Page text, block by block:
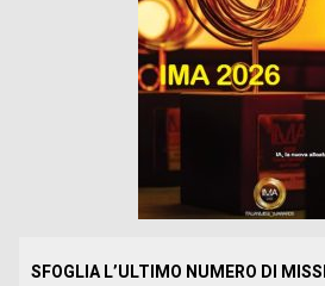
SFOGLIA L’ULTIMO NUMERO DI